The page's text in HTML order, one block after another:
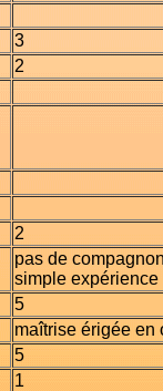
3
2
2
pas de
simple expérience
5
maîtrise érigée en
5
1